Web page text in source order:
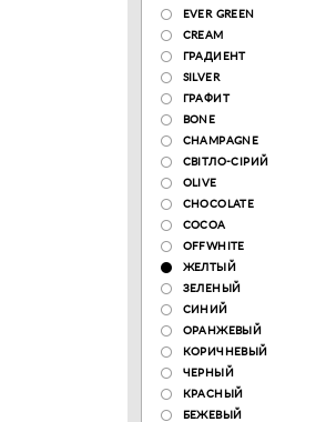
EVER GREEN
CREAM
ГРАДИЕНТ
SILVER
ГРАФИТ
BONE
CHAMPAGNE
СВІТЛО-СІРИЙ
OLIVE
CHOCOLATE
COCOA
OFFWHITE
ЖЕЛТЫЙ
ЗЕЛЕНЫЙ
СИНИЙ
ОРАНЖЕВЫЙ
КОРИЧНЕВЫЙ
ЧЕРНЫЙ
КРАСНЫЙ
БЕЖЕВЫЙ